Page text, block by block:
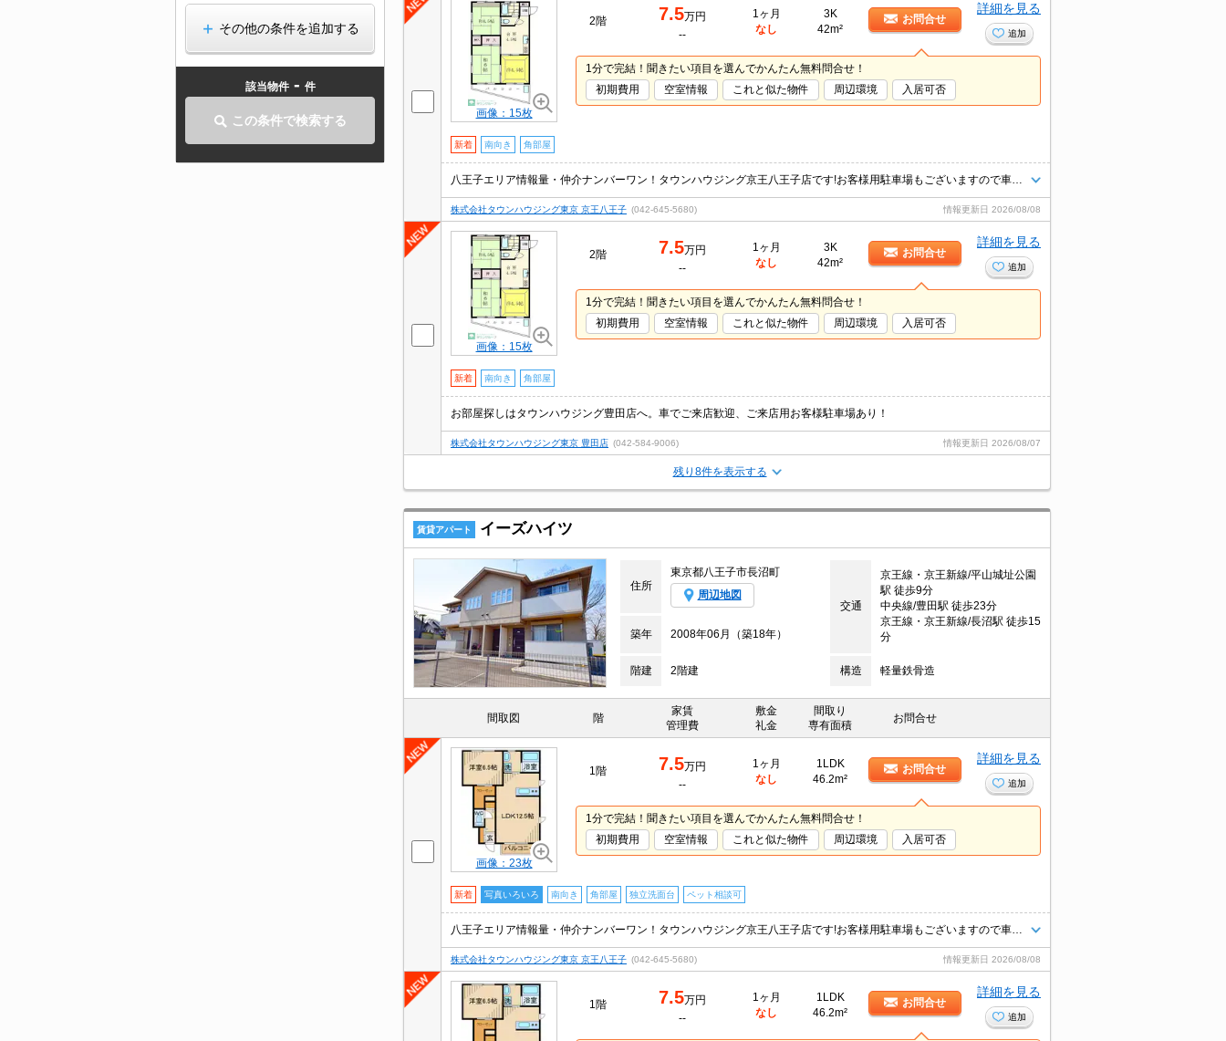
その他の条件を追加する
該当物件 - 件
この条件で検索する 画像：15枚
2階 7.5万円
--
1ヶ月
なし
3K
42m²
お問合せ
詳細を見る
追加
1分で完結！聞きたい項目を選んでかんたん無料問合せ！
初期費用
空室情報 これと似た物件 周辺環境 入居可否
新着 南向き 角部屋
株式会社タウンハウジング東京 京王八王子 (042-645-5680) 情報更新日 2026/08/08
画像：15枚
2階 7.5万円
--
1ヶ月
なし
3K
42m²
お問合せ
詳細を見る
追加
1分で完結！聞きたい項目を選んでかんたん無料問合せ！
初期費用
空室情報 これと似た物件 周辺環境 入居可否
新着 南向き 角部屋
お部屋探しはタウンハウジング豊田店へ。車でご来店歓迎、ご来店用お客様駐車場あり！
株式会社タウンハウジング東京 豊田店 (042-584-9006) 情報更新日 2026/08/07
残り8件を表示する
賃貸アパート イーズハイツ
住所
東京都八王子市長沼町
周辺地図
交通
京王線・京王新線/平山城址公園
駅 徒歩9分
中央線/豊田駅 徒歩23分
京王線・京王新線/長沼駅 徒歩15
分
築年 2008年06月（築18年）
階建 2階建 構造 軽量鉄骨造
間取図 階
家賃
管理費
敷金
礼金
間取り
専有面積
お問合せ
画像：23枚
1階 7.5万円
--
1ヶ月
なし
1LDK
46.2m²
お問合せ
詳細を見る
追加
1分で完結！聞きたい項目を選んでかんたん無料問合せ！
初期費用
空室情報 これと似た物件 周辺環境 入居可否
新着 写真いろいろ 南向き 角部屋 独立洗面台 ペット相談可
株式会社タウンハウジング東京 京王八王子 (042-645-5680) 情報更新日 2026/08/08
1階 7.5万円
--
1ヶ月
なし
1LDK
46.2m²
お問合せ
詳細を見る
追加